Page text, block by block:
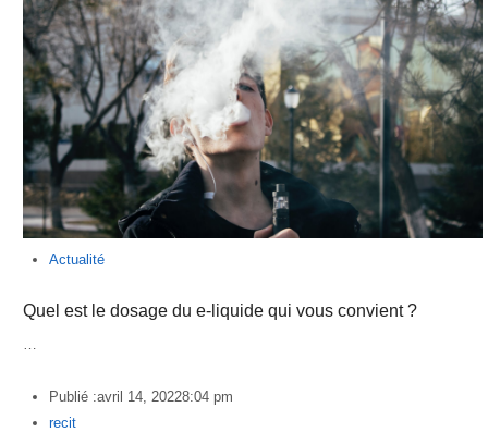
Actualité
Quel est le dosage du e-liquide qui vous convient ?
…
Publié :avril 14, 20228:04 pm
Author
recit